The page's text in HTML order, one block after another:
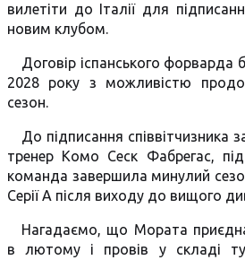
вилетіти до Італії для
новим клубом.
Договір іспанського форварда
2028 року з можливістю
сезон.
До підписання співвітчизника
тренер Комо Сеск Фабрегас,
команда завершила минулий
Серії А після виходу до вищого
Нагадаємо, що Мората
в лютому і провів у складі